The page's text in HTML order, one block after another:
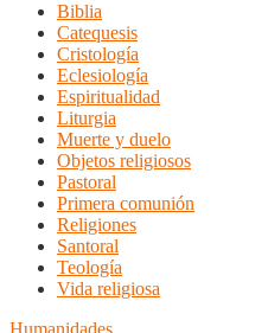
Biblia
Catequesis
Cristología
Eclesiología
Espiritualidad
Liturgia
Muerte y duelo
Objetos religiosos
Pastoral
Primera comunión
Religiones
Santoral
Teología
Vida religiosa
Humanidades